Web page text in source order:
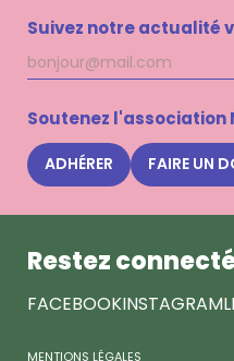
Suivez notre actualité
Adresse
mail
Soutenez l'association
ADHÉRER FAIRE UN
Restez
FACEBOOKINSTAGRAM
MENTIONS LÉGALES